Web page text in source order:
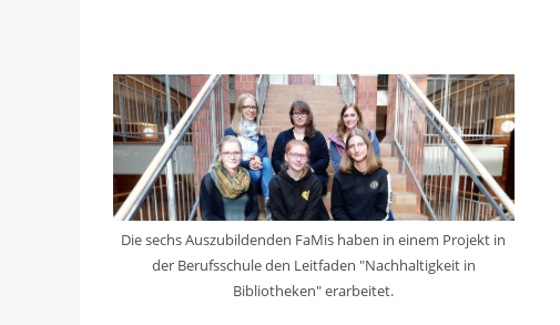
Die sechs Auszubildenden FaMis haben in einem Projekt in
der Berufsschule den Leitfaden "Nachhaltigkeit in
Bibliotheken" erarbeitet.